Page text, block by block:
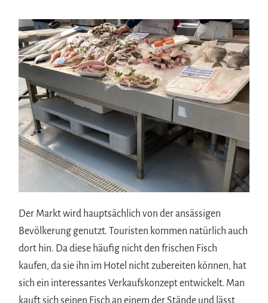
Der Markt wird hauptsächlich von der ansässigen
Bevölkerung genutzt. Touristen kommen natürlich auch
dort hin. Da diese häufig nicht den frischen Fisch
kaufen, da sie ihn im Hotel nicht zubereiten können, hat
sich ein interessantes Verkaufskonzept entwickelt. Man
kauft sich seinen Fisch an einem der Stände und lässt